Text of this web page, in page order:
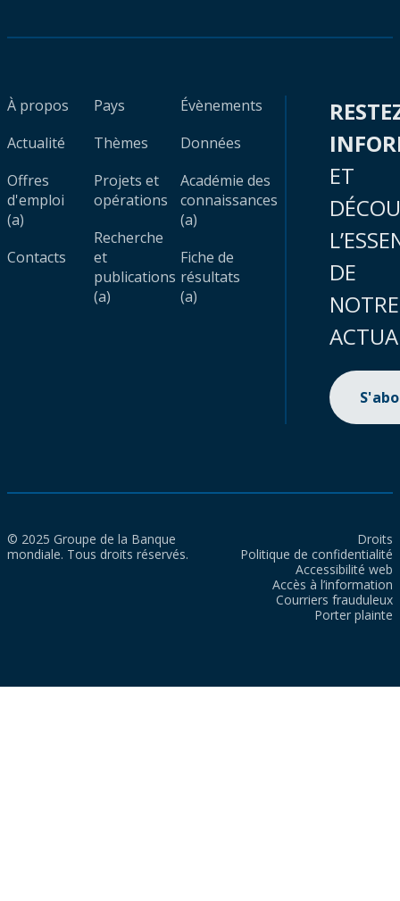
À propos
Actualité
Offres
d'emploi
(a)
Contacts
Pays
Thèmes
Projets et
opérations
Recherche
et
publications
(a)
Évènements
Données
Académie des
connaissances
(a)
Fiche de
résultats
(a)
ET
DE
NOTRE
© 2025 Groupe de la Banque
mondiale. Tous droits réservés.
Droits
Politique de confidentialité
Accessibilité web
Accès à l’information
Courriers frauduleux
Porter plainte